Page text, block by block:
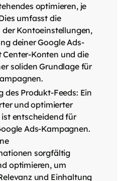
optimieren, je
umfasst die
Kontoeinstellungen,
deiner Google Ads-
Center-Konten und die
soliden Grundlage für
des Produkt-Feeds: Ein
und optimierter
entscheidend für
Ads-Kampagnen.
sorgfältig
optimieren, um
und Einhaltung